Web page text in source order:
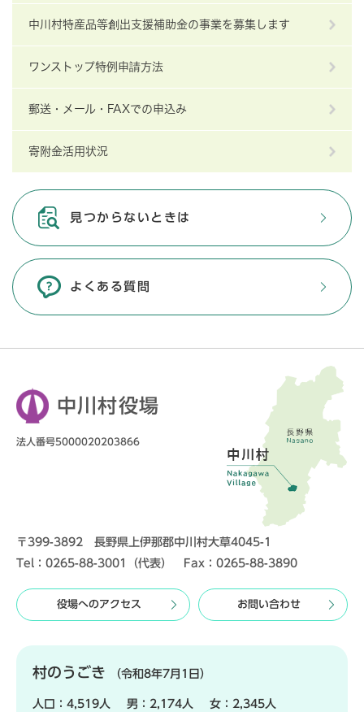
中川村特産品等創出支援補助金の事業を募集します
ワンストップ特例申請方法
郵送・メール・FAXでの申込み
寄附金活用状況
見つからないときは
よくある質問
中川村役場
法人番号5000020203866
〒399-3892 長野県上伊那郡中川村大草4045-1
Tel：0265-88-3001（代表） Fax：0265-88-3890
役場へのアクセス お問い合わせ
村のうごき （令和8年7月1日）
人口： 4,519人 男： 2,174人 女： 2,345人